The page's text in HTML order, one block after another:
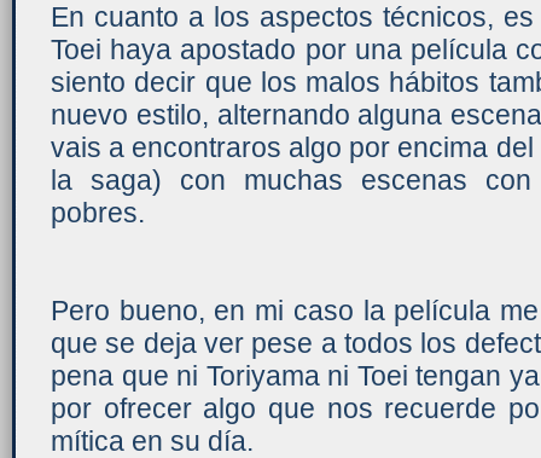
En cuanto a los aspectos técnicos,
Toei haya apostado por una película
siento decir que los malos hábitos
nuevo estilo, alternando alguna
vais a encontraros algo por encima
la saga) con muchas escenas con
pobres.
Pero bueno, en mi caso la película
que se deja ver pese a todos los
pena que ni Toriyama ni Toei tengan
por ofrecer algo que nos recuerde
mítica en su día.